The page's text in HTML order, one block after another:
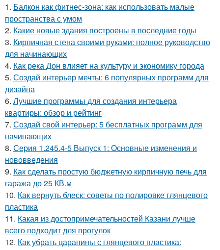
1. Балкон как фитнес-зона: как использовать малые
пространства с умом
2. Какие новые здания построены в последние годы
3. Кирпичная стена своими руками: полное руководство
для начинающих
4. Как река Дон влияет на культуру и экономику города
5. Создай интерьер мечты: 6 популярных программ для
дизайна
6. Лучшие программы для создания интерьера
квартиры: обзор и рейтинг
7. Создай свой интерьер: 5 бесплатных программ для
начинающих
8. Серия 1.245.4-5 Выпуск 1: Основные изменения и
нововведения
9. Как сделать простую бюджетную кирпичную печь для
гаража до 25 КВ.м
10. Как вернуть блеск: советы по полировке глянцевого
пластика
11. Какая из достопримечательностей Казани лучше
всего подходит для прогулок
12. Как убрать царапины с глянцевого пластика: